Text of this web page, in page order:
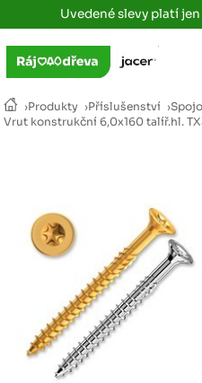
Uvedené slevy platí
›Produkty ›Příslušenství ›
Vrut konstrukční 6,0x160 talíř.hl.